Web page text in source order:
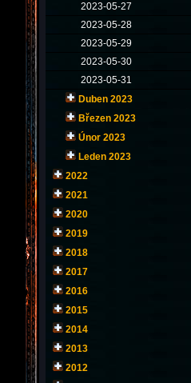
2023-05-27
2023-05-28
2023-05-29
2023-05-30
2023-05-31
Duben 2023
Březen 2023
Únor 2023
Leden 2023
2022
2021
2020
2019
2018
2017
2016
2015
2014
2013
2012